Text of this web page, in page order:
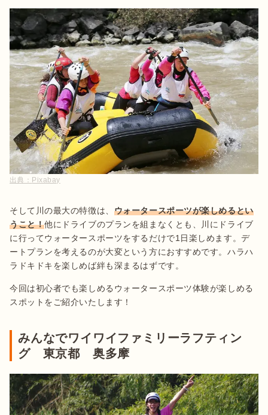
出典： Pixabay
そして川の最大の特徴は、 ウォータースポーツが楽しめるとい
うこと！他にドライブのプランを組まなくとも、川にドライブ
に行ってウォータースポーツをするだけで1日楽しめます。デ
ートプランを考えるのが大変という方におすすめです。ハラハ
ラドキドキを楽しめば絆も深まるはずです。
今回は初心者でも楽しめるウォータースポーツ体験が楽しめる
スポットをご紹介いたします！
みんなでワイワイファミリーラフティン
グ 東京都 奥多摩